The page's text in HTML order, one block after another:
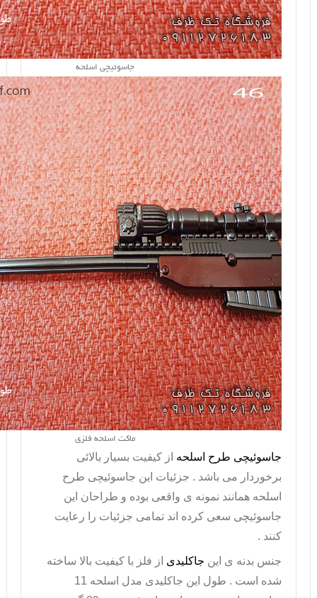
جاسوئیچی اسلحه
ماکت اسلحه فلزی
جاسوئیچی طرح اسلحه از کیفیت بسیار بالائی
برخوردار می باشد . جزئیات این جاسوئیچی طرح
اسلحه همانند نمونه ی واقعی بوده و طراحان این
جاسوئیچی سعی کرده اند تمامی جزئیات را رعایت
کنند .
جنس بدنه ی این جاکلیدی از فلز با کیفیت بالا ساخته
شده است . طول این جاکلیدی مدل اسلحه 11